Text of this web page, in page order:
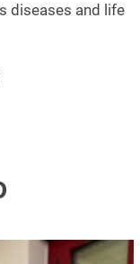
diseases and life
social